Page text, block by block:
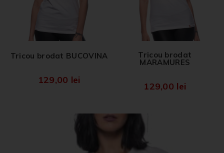
Tricou brodat BUCOVINA
129,00 lei
Tricou brodat
MARAMURES
129,00 lei